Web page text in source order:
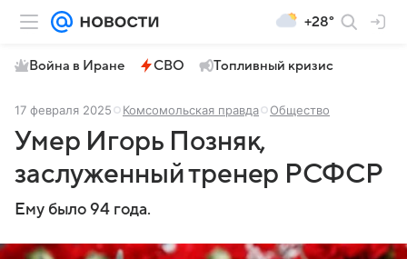
+28°
Война в Иране СВО Топливный кризис
17 февраля 2025 Комсомольская правда Общество
Умер Игорь Позняк,
заслуженный тренер РСФСР
Ему было 94 года.